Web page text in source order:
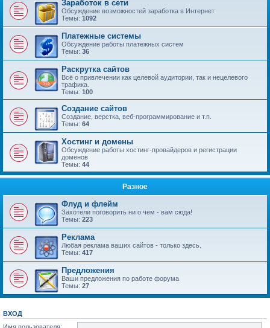
Заработок в сети
Обсуждение возможностей заработка в Интернет
Темы: 1092
Платежные системы
Обсуждение работы платежных систем
Темы: 36
Раскрутка сайтов
Всё о привлечении как целевой аудитории, так и нецелевого
трафика.
Темы: 100
Создание сайтов
Создание, верстка, веб-программирование и т.п.
Темы: 64
Хостинг и домены
Обсуждение работы хостинг-провайдеров и регистрации
доменов
Темы: 44
Разное
Флуд и флейм
Захотели поговорить ни о чем - вам сюда!
Темы: 223
Реклама
Любая реклама ваших сайтов - только здесь.
Темы: 417
Предложения
Ваши предложения по работе форума
Темы: 27
ВХОД